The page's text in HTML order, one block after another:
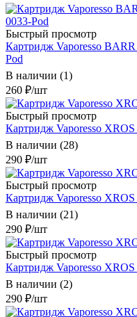
Быстрый просмотр
Картридж Vaporesso
Pod
В наличии (1)
260 ₽/шт
Быстрый просмотр
Картридж Vaporesso
В наличии (28)
290 ₽/шт
Быстрый просмотр
Картридж Vaporesso
В наличии (21)
290 ₽/шт
Быстрый просмотр
Картридж Vaporesso
В наличии (2)
290 ₽/шт